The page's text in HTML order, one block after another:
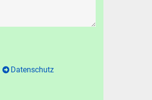
Datenschutz